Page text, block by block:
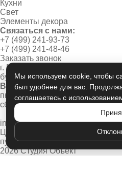
Кухни
Свет
Элементы декора
Связаться с нами:
+7 (499) 241-93-73
+7 (499) 241-48-46
Заказать звонок
г. Москва, Новинский
бульвар, дом 1/2
Время работы:
пн-пт 10:00 - 20:00
сб-вс 11:00 - 19:00
info@studio-object.ru
Цены носят информационный
публичной офертой Политика
2026 Студия Объект
Мы используем cookie, чтобы
был удобнее для вас.
соглашаетесь с